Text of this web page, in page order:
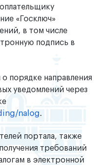
«Госключ»
в том числе
подпись в
порядке направления
уведомлений через
nalog.
портала, также
требований
в электронной